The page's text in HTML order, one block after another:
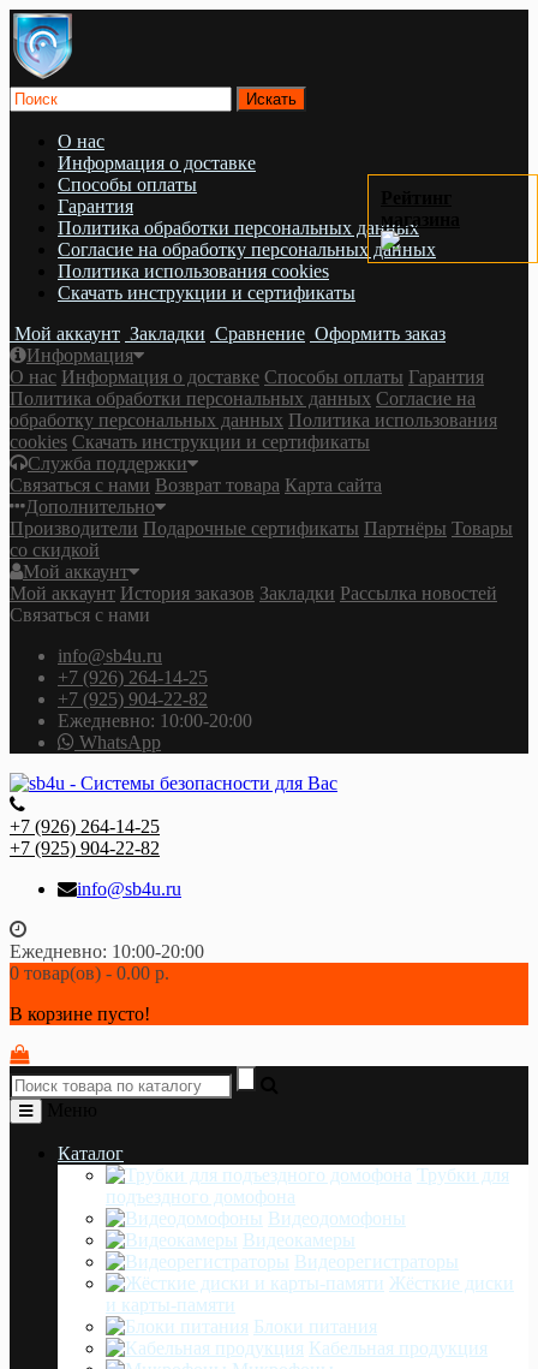
О нас
Информация о доставке
Cпособы оплаты
Гарантия
Политика обработки персональных данных
Согласие на обработку персональных данных
Политика использования cookies
Скачать инструкции и сертификаты
Мой аккаунт Закладки Сравнение Оформить заказ
Информация
О нас Информация о доставке Cпособы оплаты Гарантия
Политика обработки персональных данных Согласие на
обработку персональных данных Политика использования
cookies Скачать инструкции и сертификаты
Служба поддержки
Связаться с нами Возврат товара Карта сайта
Дополнительно
Производители Подарочные сертификаты Партнёры Товары
со скидкой
Мой аккаунт
Мой аккаунт История заказов Закладки Рассылка новостей
Связаться с нами
info@sb4u.ru
+7 (926) 264-14-25
+7 (925) 904-22-82
Ежедневно: 10:00-20:00
WhatsApp
+7 (926) 264-14-25
+7 (925) 904-22-82
info@sb4u.ru
Ежедневно: 10:00-20:00
0 товар(ов) - 0.00 р.
В корзине пусто!
Каталог
Трубки для
подъездного домофона
Видеодомофоны
Видеокамеры
Видеорегистраторы
Жёсткие диски
и карты-памяти
Блоки питания
Кабельная продукция